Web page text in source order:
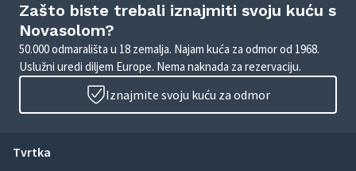
Zašto biste trebali iznajmiti svoju kuću s
Novasolom?
50.000 odmarališta u 18 zemalja. Najam kuća za odmor od 1968.
Uslužni uredi diljem Europe. Nema naknada za rezervaciju.
Iznajmite svoju kuću za odmor
Tvrtka